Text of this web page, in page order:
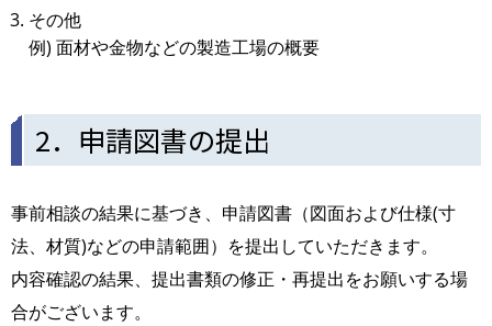
その他
例) 面材や金物などの製造工場の概要
2．申請図書の提出
事前相談の結果に基づき、申請図書（図面および仕様(寸
法、材質)などの申請範囲）を提出していただきます。
内容確認の結果、提出書類の修正・再提出をお願いする場
合がございます。